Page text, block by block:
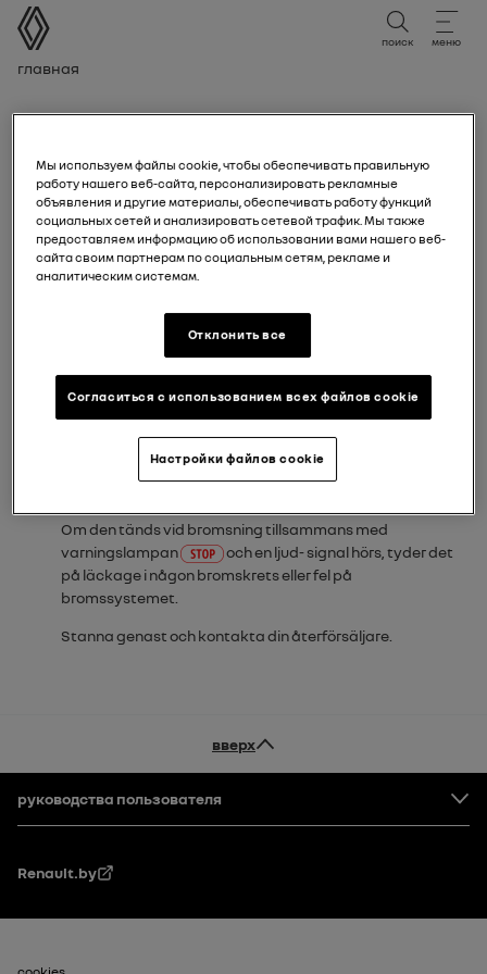
руководство пользователя
поиск меню
Навигационная цепочка
Главная
Den tänds när tändningen aktiveras eller när motorn
Om den tänds vid bromsning tillsammans med
varningslampan
och en ljud- signal hörs, tyder det
på läckage i någon bromskrets eller fel på
bromssystemet.
Stanna genast och kontakta din återförsäljare.
вверх
руководства пользователя
Renault.by
Мы используем файлы cookie, чтобы обеспечивать правильную
работу нашего веб-сайта, персонализировать рекламные
объявления и другие материалы, обеспечивать работу функций
социальных сетей и анализировать сетевой трафик. Мы также
предоставляем информацию об использовании вами нашего веб-
сайта своим партнерам по социальным сетям, рекламе и
аналитическим системам.
Отклонить все
Согласиться с использованием всех файлов cookie
Настройки файлов cookie